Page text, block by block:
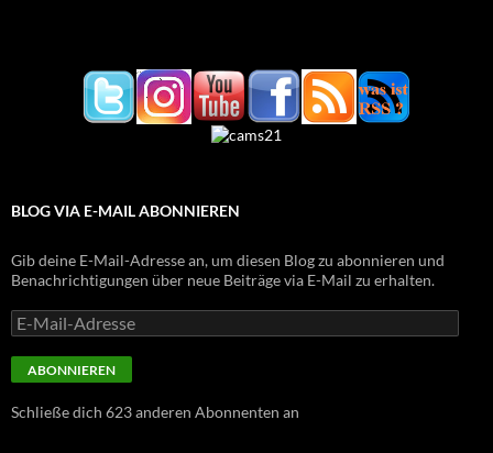
BLOG VIA E-MAIL ABONNIEREN
Gib deine E-Mail-Adresse an, um diesen Blog zu abonnieren und
Benachrichtigungen über neue Beiträge via E-Mail zu erhalten.
E-
Mail-
Adresse
ABONNIEREN
Schließe dich 623 anderen Abonnenten an